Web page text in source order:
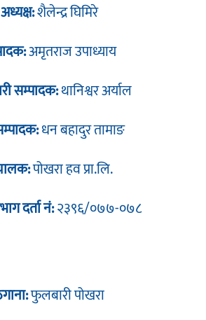
अध्यक्ष:शैलेन्द्र घिमिरे
अमृतराज उपाध्याय
सम्पादक:थानिश्वर अर्याल
धन बहादुर तामाङ
पोखरा हव प्रा.लि.
दर्ता नं:२३९६/०७७-०७८
फुलबारी पोखरा